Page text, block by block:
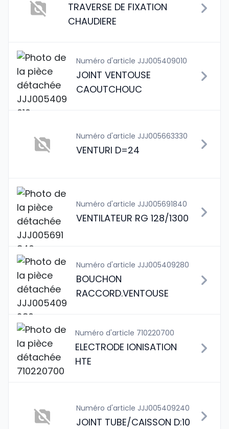
TRAVERSE DE FIXATION
CHAUDIERE
Numéro d'article JJJ005409010
JOINT VENTOUSE
CAOUTCHOUC
Numéro d'article JJJ005663330
VENTURI D=24
Numéro d'article JJJ005691840
VENTILATEUR RG 128/1300
Numéro d'article JJJ005409280
BOUCHON
RACCORD.VENTOUSE
Numéro d'article 710220700
ELECTRODE IONISATION
HTE
Numéro d'article JJJ005409240
JOINT TUBE/CAISSON D:10